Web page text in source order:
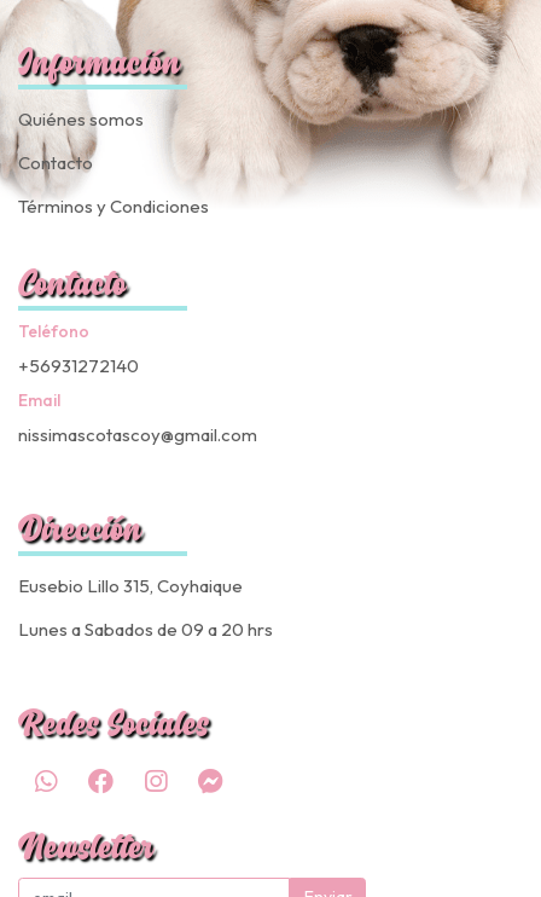
Información
Quiénes somos
Contacto
Términos y Condiciones
Contacto
Teléfono
+56931272140
Email
nissimascotascoy@gmail.com
Dirección
Eusebio Lillo 315, Coyhaique
Lunes a Sabados de 09 a 20 hrs
Redes Sociales
Newsletter